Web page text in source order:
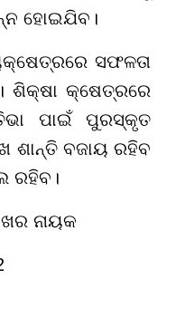
ହୋଇଯିବ।
ସଫଳତା
କ୍ଷେତ୍ରରେ
ପାଇଁ ପୁରସ୍କୃତ
ଶାନ୍ତି ବଜାୟ ରହିବ
ରହିବ।
ନାୟକ